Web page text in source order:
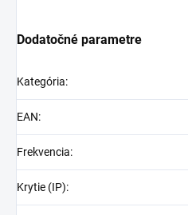
Dodatočné parametre
Kategória:
EAN:
Frekvencia:
Krytie (IP):